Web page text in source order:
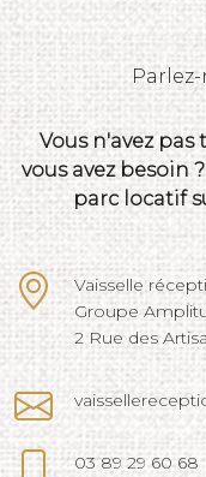
Vous n'avez
vous avez besoin
parc locatif
Vaisselle
Groupe
2 Rue des
03 89 29 60 68